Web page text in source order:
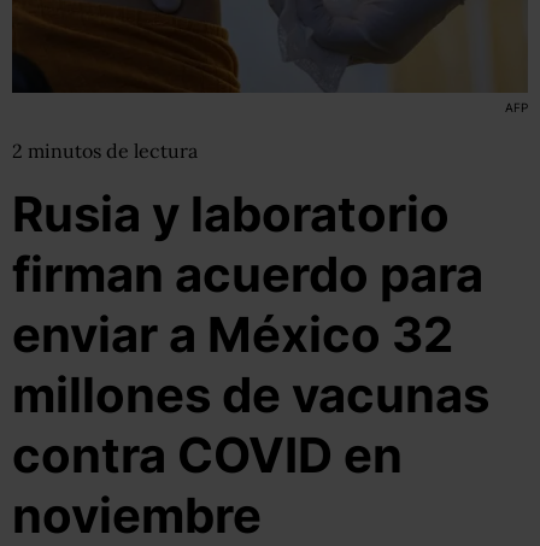
AFP
2 minutos de lectura
Rusia y laboratorio
firman acuerdo para
enviar a México 32
millones de vacunas
contra COVID en
noviembre